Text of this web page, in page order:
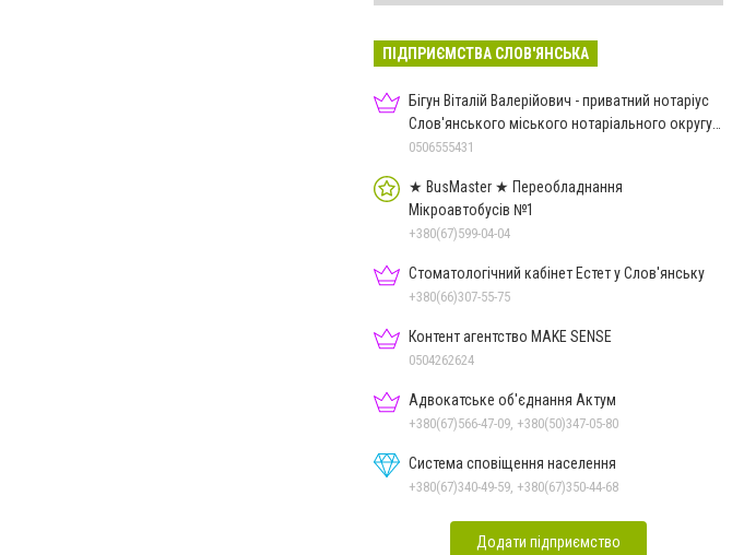
ПІДПРИЄМСТВА СЛОВ'ЯНСЬКА
Бігун Віталій Валерійович - приватний нотаріус
Слов'янського міського нотаріального округу
Дон.обл.
0506555431
★ BusMaster ★ Переобладнання
Мікроавтобусів №1
+380(67)599-04-04
Стоматологічний кабінет Естет у Слов'янську
+380(66)307-55-75
Контент агентство MAKE SENSE
0504262624
Адвокатське об'єднання Актум
+380(67)566-47-09, +380(50)347-05-80
Система сповіщення населення
+380(67)340-49-59, +380(67)350-44-68
Додати підприємство